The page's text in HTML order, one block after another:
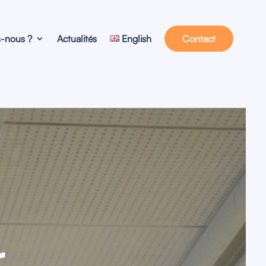
nous ? Actualités English Contact